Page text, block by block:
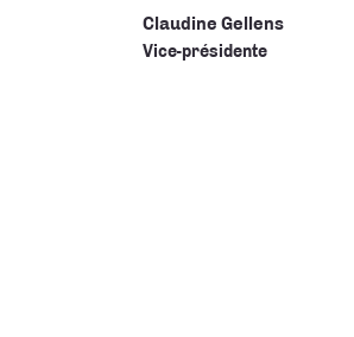
Claudine Gellens
Vice-présidente